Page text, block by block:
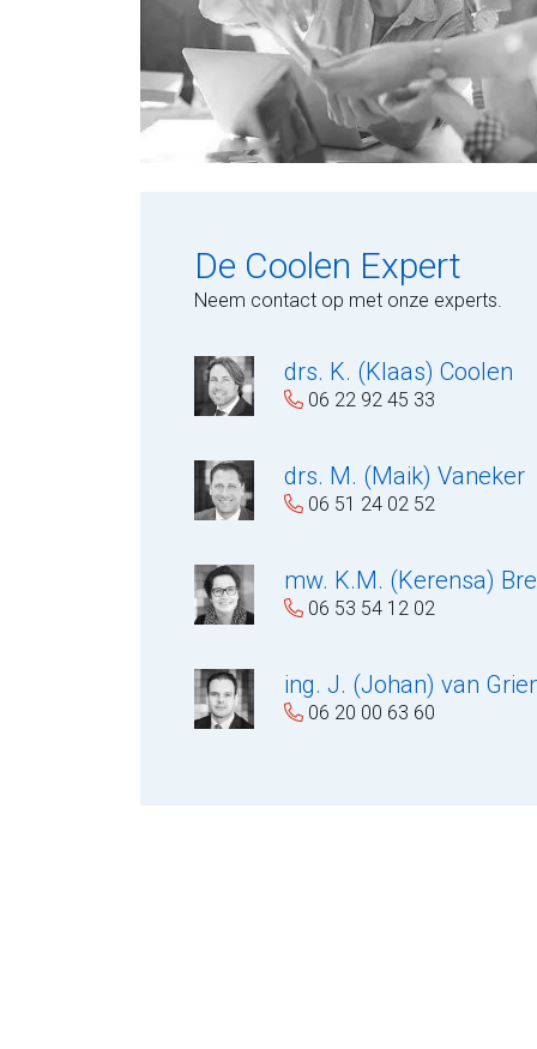
De Coolen Expert
Neem contact op met onze experts.
drs. K. (Klaas) Coolen
06 22 92 45 33
drs. M. (Maik) Vaneker
06 51 24 02 52
mw. K.M. (Kerensa)
06 53 54 12 02
ing. J. (Johan) van
06 20 00 63 60